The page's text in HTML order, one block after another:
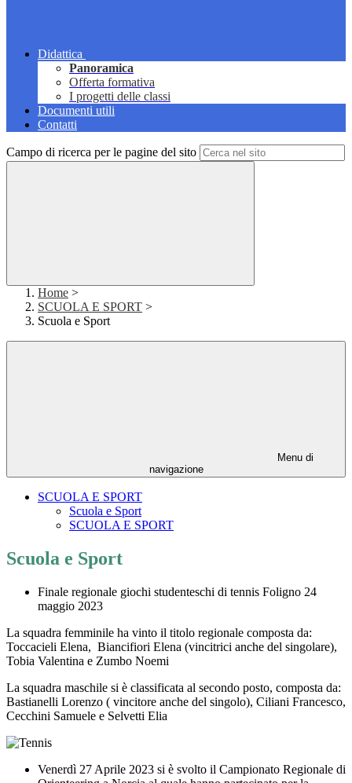
Didattica
Panoramica
Offerta formativa
I progetti delle classi
Documenti utili
Contatti
Campo di ricerca per le pagine del sito
Home >
SCUOLA E SPORT >
Scuola e Sport
Menu di
navigazione
SCUOLA E SPORT
Scuola e Sport
SCUOLA E SPORT
Scuola e Sport
Finale regionale giochi studenteschi di tennis Foligno 24
maggio 2023
La squadra femminile ha vinto il titolo regionale composta da:
Toccacieli Elena, Biancifiori Elena (vincitrici anche del singolare),
Tobia Valentina e Zumbo Noemi
La squadra maschile si è classificata al secondo posto, composta da:
Bastianelli Lorenzo ( vincitore anche del singolo), Ciliani Francesco,
Cecchini Samuele e Selvetti Elia
Venerdì 27 Aprile 2023 si è svolto il Campionato Regionale di